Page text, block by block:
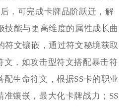
，可完成卡牌品阶跃迁，解
技能与更高维度的属性成长曲
符文镶嵌，通过符文秘境获取
文，如攻击型符文搭配暴击符
配生命符文，根据SS卡的职业
准镶嵌，最大化卡牌战力；SS